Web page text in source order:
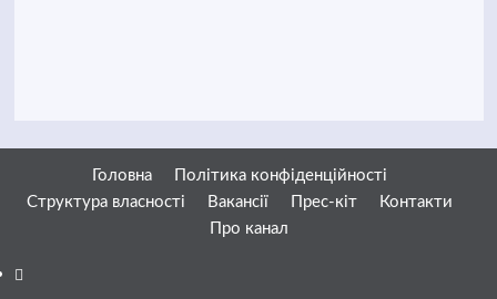
Головна
Політика конфіденційності
Структура власності
Вакансії Прес-кіт
Контакти
Про канал
Facebook